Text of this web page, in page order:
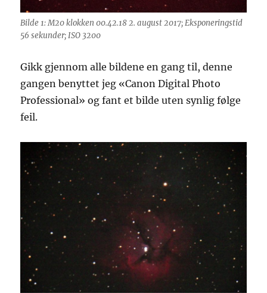
Bilde 1: M20 klokken 00.42.18 2. august 2017; Eksponeringstid
56 sekunder; ISO 3200
Gikk gjennom alle bildene en gang til, denne
gangen benyttet jeg «Canon Digital Photo
Professional» og fant et bilde uten synlig følge
feil.